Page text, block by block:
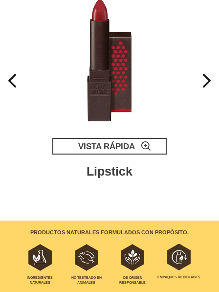
VISTA RÁPIDA
Lipstick
PRODUCTOS NATURALES FORMULADOS CON PROPÓSITO.
INGREDIENTES
NATURALES
NO TESTEADO EN
ANIMALES
DE ORIGEN
RESPONSABLE
EMPAQUES RECICLABES